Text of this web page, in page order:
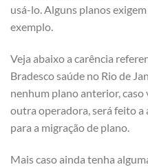
usá-lo. Alguns planos exigem
exemplo.
Veja abaixo a carência
Bradesco saúde no Rio de
nenhum plano anterior, caso
outra operadora, será feito a
para a migração de plano.
Mais caso ainda tenha